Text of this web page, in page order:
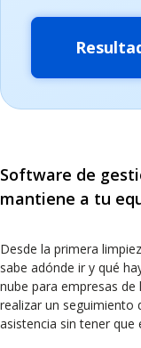
Software de
mantiene a tu
Desde la primera
sabe adónde ir y qué
nube para empresas
realizar un seguimiento
asistencia sin tener que